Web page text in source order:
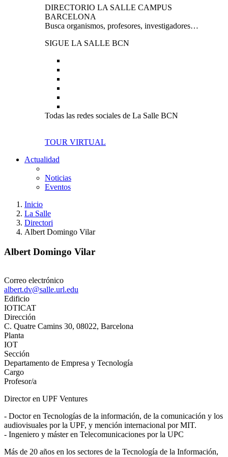
DIRECTORIO LA SALLE CAMPUS
BARCELONA
Busca organismos, profesores, investigadores…
SIGUE LA SALLE BCN
Todas las redes sociales de La Salle BCN
TOUR VIRTUAL
Actualidad
Noticias
Eventos
Inicio
La Salle
Directori
Albert Domingo Vilar
Albert Domingo Vilar
Correo electrónico
albert.dv@salle.url.edu
Edificio
IOTICAT
Dirección
C. Quatre Camins 30, 08022, Barcelona
Planta
IOT
Sección
Departamento de Empresa y Tecnología
Cargo
Profesor/a
Director en UPF Ventures
- Doctor en Tecnologías de la información, de la comunicación y los
audiovisuales por la UPF, y mención internacional por MIT.
- Ingeniero y máster en Telecomunicaciones por la UPC
Más de 20 años en los sectores de la Tecnología de la Información,